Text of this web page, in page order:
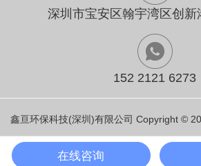
深圳市宝安区翰宇湾区创新
152 2121 6273
鑫亘环保科技(深圳)有限公司 Copyright ©
一键免费咨询
在线咨询